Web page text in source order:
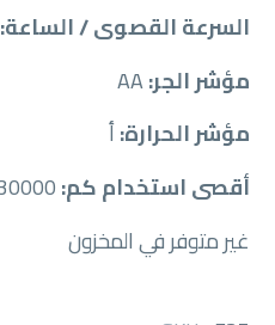
السرعة القصوى / الساعة:
مؤشر الجر:
مؤشر الحرارة:أ
أقصى استخدام كم:
غير متوفر في المخزون